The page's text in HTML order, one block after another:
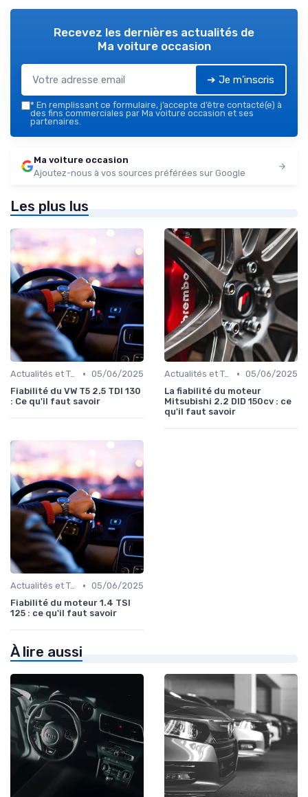
Recevez les dernières actualités de
Ma voiture occasion
➔ Je m'inscris
* En remplissant ce formulaire, j’accepte d’être contacté(e) à
des fins commerciales par Ma voiture occasion et ses
partenaires.
Ma voiture occasion
Ajoutez-nous à vos sources préférées sur Google
Les plus lus
Actualités et Tendances • 05/06/2025
Fiabilité du VW T5 2.5 TDI 130
: Ce qu'il faut savoir
Actualités et Tendances • 05/06/2025
La fiabilité du moteur
Mitsubishi 2.2 DID 150cv : ce
qu'il faut savoir
Actualités et Tendances • 05/06/2025
Fiabilité du moteur 1.4 TSI
125 : ce qu'il faut savoir
À lire aussi